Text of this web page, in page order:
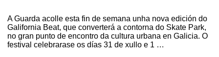
A Guarda acolle esta fin de semana unha nova edición do
Galifornia Beat, que converterá a contorna do Skate Park,
no gran punto de encontro da cultura urbana en Galicia. O
festival celebrarase os días 31 de xullo e 1 …